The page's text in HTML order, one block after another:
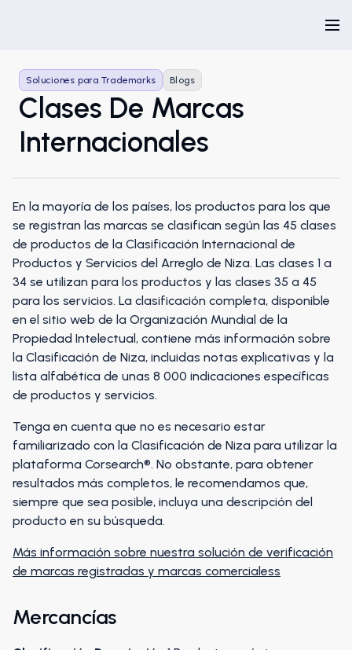
Soluciones para Trademarks Blogs
Clases De Marcas
Internacionales
En la mayoría de los países, los productos para los que
se registran las marcas se clasifican según las 45 clases
de productos de la Clasificación Internacional de
Productos y Servicios del Arreglo de Niza. Las clases 1 a
34 se utilizan para los productos y las clases 35 a 45
para los servicios. La clasificación completa, disponible
en el sitio web de la Organización Mundial de la
Propiedad Intelectual, contiene más información sobre
la Clasificación de Niza, incluidas notas explicativas y la
lista alfabética de unas 8 000 indicaciones específicas
de productos y servicios.
Tenga en cuenta que no es necesario estar
familiarizado con la Clasificación de Niza para utilizar la
plataforma Corsearch®️. No obstante, para obtener
resultados más completos, le recomendamos que,
siempre que sea posible, incluya una descripción del
producto en su búsqueda.
Más información sobre nuestra solución de verificación
de marcas registradas y marcas comercialess
Mercancías